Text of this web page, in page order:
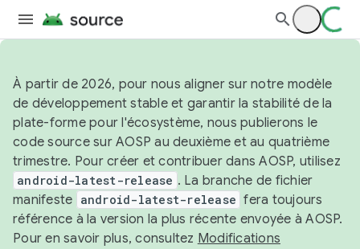
À partir de 2026, pour nous aligner sur notre modèle
de développement stable et garantir la stabilité de la
plate-forme pour l'écosystème, nous publierons le
code source sur AOSP au deuxième et au quatrième
trimestre. Pour créer et contribuer dans AOSP, utilisez
android-latest-release . La branche de fichier
manifeste android-latest-release fera toujours
référence à la version la plus récente envoyée à AOSP.
Pour en savoir plus, consultez Modifications